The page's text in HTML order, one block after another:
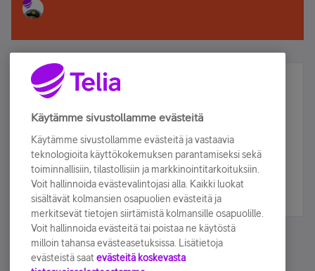
Älä jää paitsi – osallistu ja voita!
Tilaa Telian uutiskirje ja olet mukana arvonnassa.
sähköpostiisi.
Tilaa nyt
Käytämme sivustollamme evästeitä
Käytämme sivustollamme evästeitä ja vastaavia
teknologioita käyttökokemuksen parantamiseksi sekä
toiminnallisiin, tilastollisiin ja markkinointitarkoituksiin.
Voit hallinnoida evästevalintojasi alla. Kaikki luokat
sisältävät kolmansien osapuolien evästeitä ja
merkitsevät tietojen siirtämistä kolmansille osapuolille.
Voit hallinnoida evästeitä tai poistaa ne käytöstä
milloin tahansa evästeasetuksissa. Lisätietoja
evästeistä saat evästeitä koskevasta